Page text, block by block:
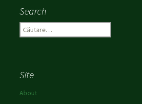
Search
a
d
p
Site
About